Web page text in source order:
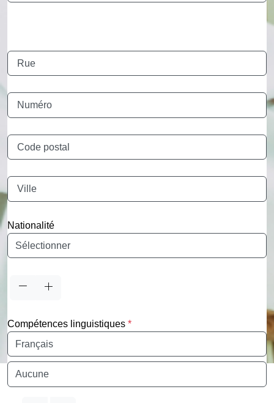
Rue
Numéro
Code postal
Ville
Nationalité
Nationalité
Compétences linguistiques *
Maîtrise de la langue
Maîtrise de la langue